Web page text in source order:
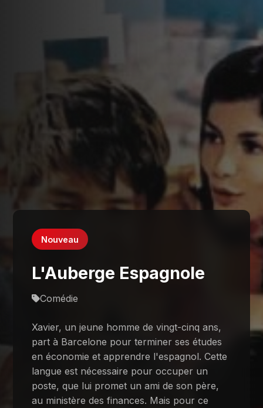
Nouveau
L'Auberge Espagnole
Comédie
Xavier, un jeune homme de vingt-cinq ans,
part à Barcelone pour terminer ses études
en économie et apprendre l'espagnol. Cette
langue est nécessaire pour occuper un
poste, que lui promet un ami de son père,
au ministère des finances. Mais pour ce